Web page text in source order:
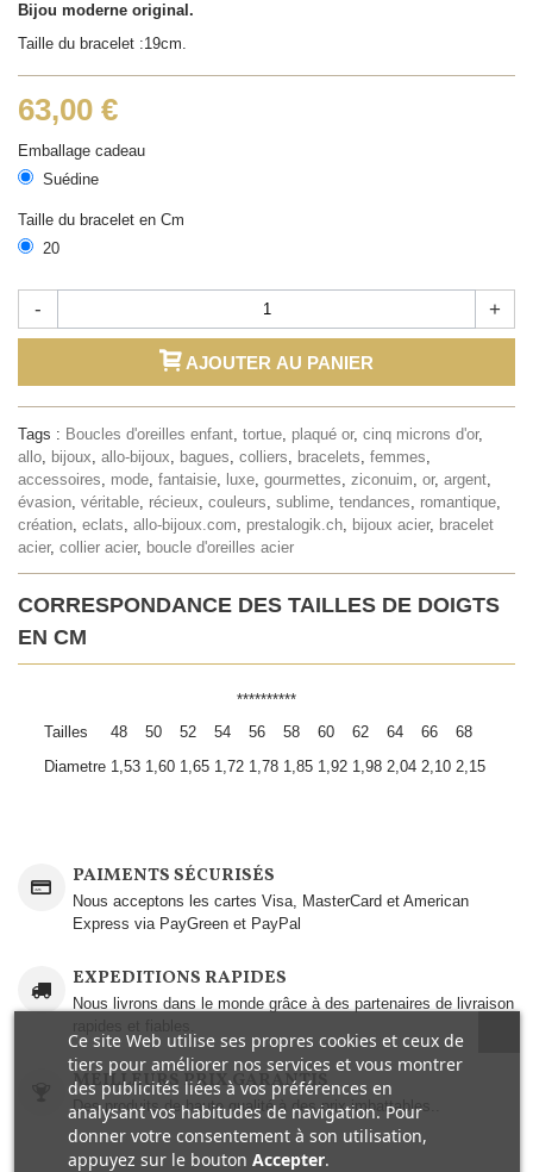
Bijou moderne original.
Taille du bracelet :19cm.
63,00 €
Emballage cadeau
Suédine
Taille du bracelet en Cm
20
- +
AJOUTER AU PANIER
Tags : Boucles d'oreilles enfant, tortue, plaqué or, cinq microns d'or,
allo, bijoux, allo-bijoux, bagues, colliers, bracelets, femmes,
accessoires, mode, fantaisie, luxe, gourmettes, ziconuim, or, argent,
évasion, véritable, récieux, couleurs, sublime, tendances, romantique,
création, eclats, allo-bijoux.com, prestalogik.ch, bijoux acier, bracelet
acier, collier acier, boucle d'oreilles acier
CORRESPONDANCE DES TAILLES DE DOIGTS
EN CM
**********
Tailles
48 50 52 54 56 58 60 62 64 66
68
Diametre 1,53 1,60 1,65 1,72 1,78 1,85 1,92 1,98 2,04 2,10 2,15
PAIMENTS SÉCURISÉS
Nous acceptons les cartes Visa, MasterCard et American
Express via PayGreen et PayPal
EXPEDITIONS RAPIDES
Nous livrons dans le monde grâce à des partenaires de livraison
MEILLEURS PRIX GARANTIS
Des produits de haute qualité à des prix imbattables..
Ce site Web utilise ses propres cookies et ceux de
tiers pour améliorer nos services et vous montrer
des publicités liées à vos préférences en
analysant vos habitudes de navigation. Pour
donner votre consentement à son utilisation,
appuyez sur le bouton Accepter.